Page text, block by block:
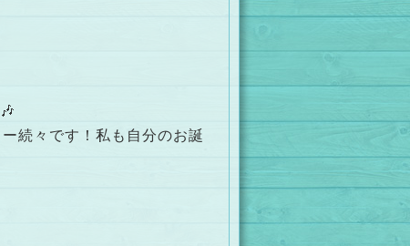
続々です！私も自分のお誕